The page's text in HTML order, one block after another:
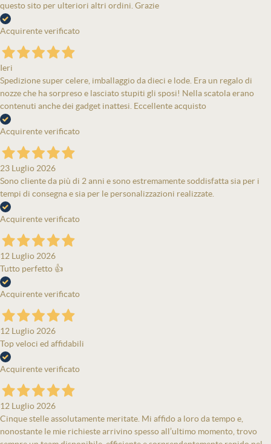
questo sito per ulteriori altri ordini. Grazie
Acquirente verificato
Ieri
Spedizione super celere, imballaggio da dieci e lode. Era un regalo di
nozze che ha sorpreso e lasciato stupiti gli sposi! Nella scatola erano
contenuti anche dei gadget inattesi. Eccellente acquisto
Acquirente verificato
23 Luglio 2026
Sono cliente da più di 2 anni e sono estremamente soddisfatta sia per i
tempi di consegna e sia per le personalizzazioni realizzate.
Acquirente verificato
12 Luglio 2026
Tutto perfetto 👍
Acquirente verificato
12 Luglio 2026
Top veloci ed affidabili
Acquirente verificato
12 Luglio 2026
Cinque stelle assolutamente meritate. Mi affido a loro da tempo e,
nonostante le mie richieste arrivino spesso all’ultimo momento, trovo